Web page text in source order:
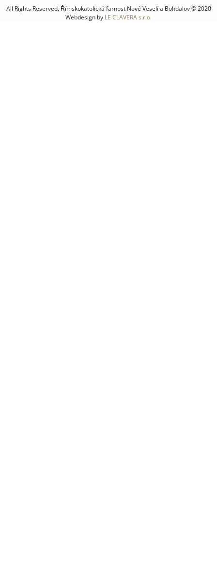
All Rights Reserved, Římskokatolická farnost Nové Veselí a Bohdalov © 2020
Webdesign by LE CLAVERA s.r.o.